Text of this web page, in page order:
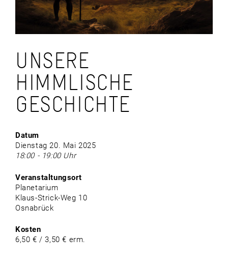
UNSERE
HIMMLISCHE
GESCHICHTE
Datum
Dienstag 20. Mai 2025
18:00 - 19:00 Uhr
Veranstaltungsort
Planetarium
Klaus-Strick-Weg 10
Osnabrück
Kosten
6,50 € / 3,50 € erm.